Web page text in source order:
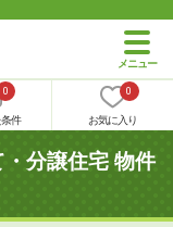
0
件
0
お気に入り
分譲住宅 物件